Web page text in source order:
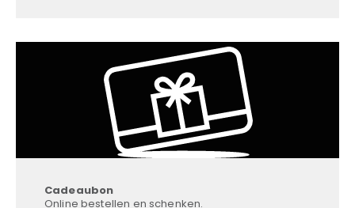
Cadeaubon
Online bestellen en schenken.